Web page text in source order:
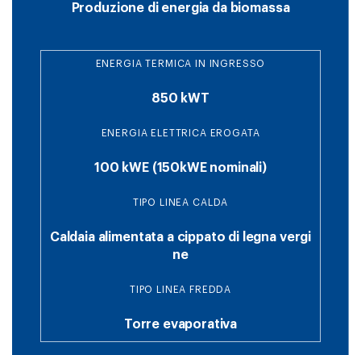
Produzione di energia da biomassa
ENERGIA TERMICA IN INGRESSO
850 kWT
ENERGIA ELETTRICA EROGATA
100 kWE (150kWE nominali)
TIPO LINEA CALDA
Caldaia alimentata a cippato di legna vergi
ne
TIPO LINEA FREDDA
Torre evaporativa